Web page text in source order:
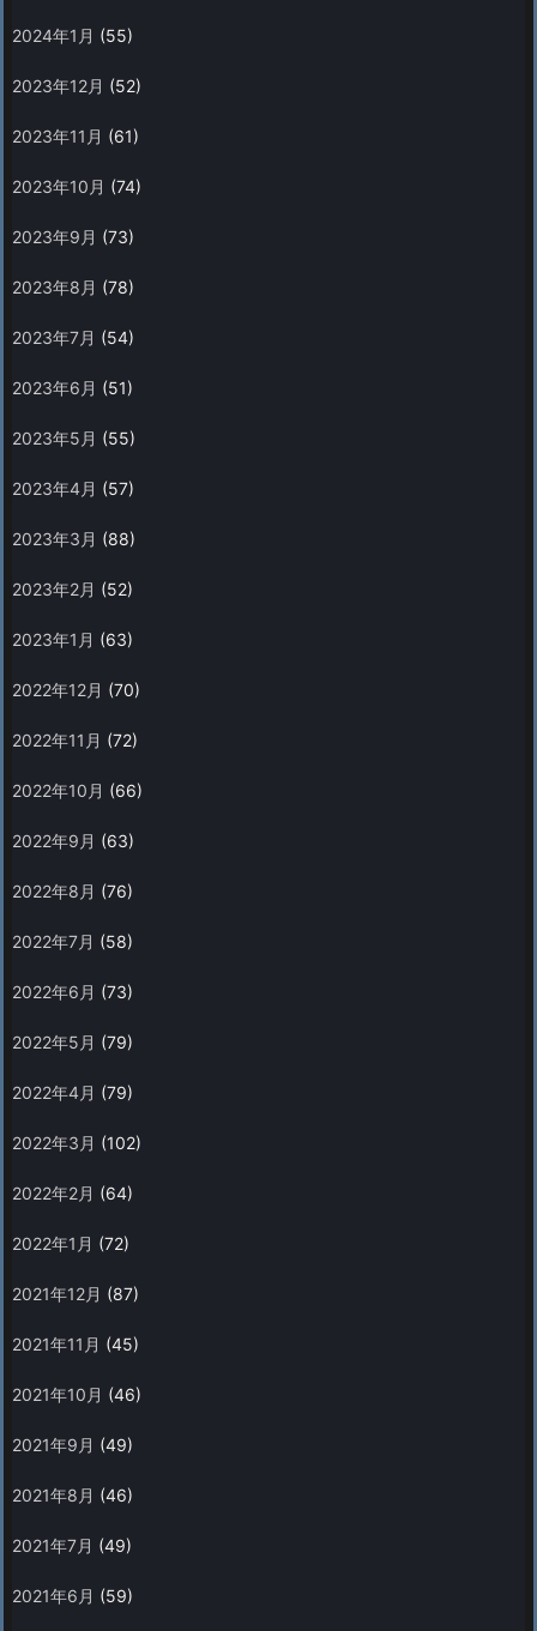
2024年1月 (55)
2023年12月 (52)
2023年11月 (61)
2023年10月 (74)
2023年9月 (73)
2023年8月 (78)
2023年7月 (54)
2023年6月 (51)
2023年5月 (55)
2023年4月 (57)
2023年3月 (88)
2023年2月 (52)
2023年1月 (63)
2022年12月 (70)
2022年11月 (72)
2022年10月 (66)
2022年9月 (63)
2022年8月 (76)
2022年7月 (58)
2022年6月 (73)
2022年5月 (79)
2022年4月 (79)
2022年3月 (102)
2022年2月 (64)
2022年1月 (72)
2021年12月 (87)
2021年11月 (45)
2021年10月 (46)
2021年9月 (49)
2021年8月 (46)
2021年7月 (49)
2021年6月 (59)